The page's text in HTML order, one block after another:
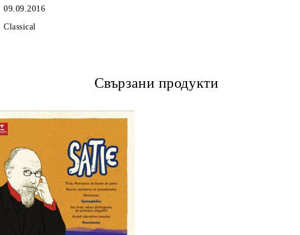
09.09.2016
Classical
Свързани продукти